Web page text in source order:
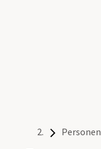
Personen